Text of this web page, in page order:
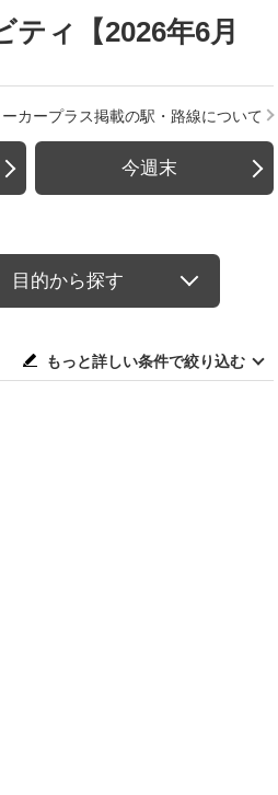
ィ【2026年6月
カープラス掲載の駅・路線について
今週末
目的から探す
もっと詳しい条件で絞り込む